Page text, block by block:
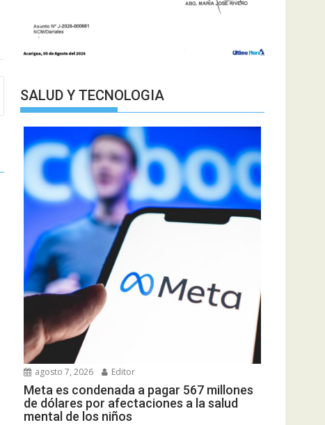
SALUD Y TECNOLOGIA
agosto 7, 2026 Editor
Meta es condenada a pagar 567 millones
de dólares por afectaciones a la salud
mental de los niños